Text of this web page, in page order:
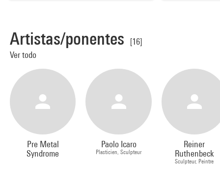
Artistas/ponentes
[16]
Ver todo
Pre Metal
Syndrome
Paolo Icaro
Plasticien, Sculpteur
Reiner
Ruthenbeck
Sculpteur, Peintre